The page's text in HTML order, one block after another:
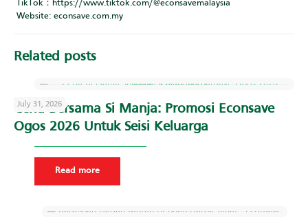
TikTok：https://www.tiktok.com/@econsavemalaysia
Website: econsave.com.my
Related posts
July 31, 2026
Ceria Bersama Si Manja: Promosi Econsave
Ogos 2026 Untuk Seisi Keluarga
Read more